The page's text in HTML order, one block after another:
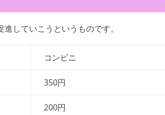
していこうというものです。
コンビニ
350円
200円